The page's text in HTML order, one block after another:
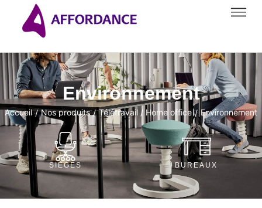
Environnement
Accueil / Nos produits / Télétravail / Home office / Environnement
SIÈGES BUREAUX